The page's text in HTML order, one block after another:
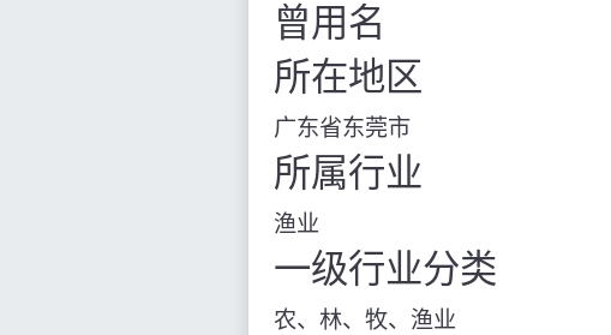
曾用名
所在地区
广东省东莞市
所属行业
渔业
一级行业分类
农、林、牧、渔业